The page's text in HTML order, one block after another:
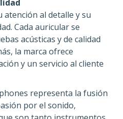
atención al detalle y su
Cada auricular se
acústicas y de calidad
la marca ofrece
y un servicio al cliente
representa la fusión
por el sonido,